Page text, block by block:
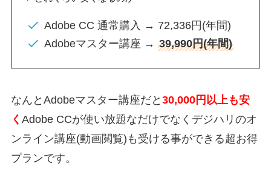
Adobe CC 通常購入 → 72,336円(年間)
Adobeマスター講座 → 39,990円(年間)
なんとAdobeマスター講座だと 30,000円以上も安
く Adobe CCが使い放題なだけでなくデジハリのオ
ンライン講座(動画閲覧)も受ける事ができる超お得
プランです。